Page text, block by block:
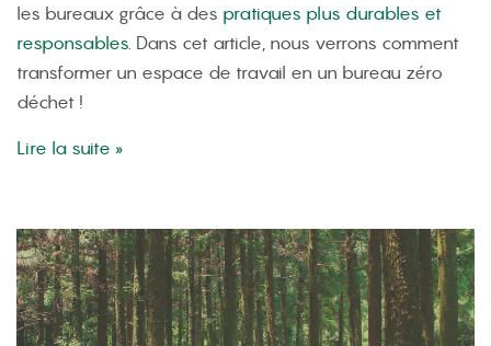
les bureaux grâce à des pratiques plus durables et
responsables . Dans cet article, nous verrons comment
transformer un espace de travail en un bureau zéro
déchet !
Lire la suite »